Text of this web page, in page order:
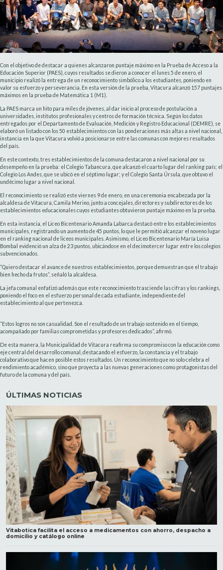
Con el objetivo de destacar a quienes alcanzaron puntaje máximo en la Prueba de Acceso a la
Educación Superior (PAES), cuyos resultados se dieron a conocer el lunes 5 de enero, el
municipio realizó la entrega de un reconocimiento simbólico a los estudiantes, poniendo en
valor su esfuerzo y perseverancia. En esta versión de la prueba, Vitacura alcanzó 157 puntajes
máximos en la prueba de Matemática 1 (M1).
La PAES marca un hito para miles de jóvenes, al dar inicio al proceso de postulación a
universidades, institutos profesionales y centros de formación técnica. Según los datos
entregados por el Departamento de Evaluación, Medición y Registro Educacional (DEMRE), se
elaboró un listado con los 50 establecimientos con las ponderaciones más altas a nivel nacional,
instancia en la que Vitacura volvió a posicionarse entre las comunas con mejores resultados
del país.
En este contexto, tres establecimientos de la comuna destacaron a nivel nacional por su
desempeño en la prueba: el Colegio Tabancura, que alcanzó el cuarto lugar del ranking país; el
Colegio Los Andes, que se ubicó en el séptimo lugar; y el Colegio Santa Úrsula, que obtuvo el
undécimo lugar a nivel nacional.
El reconocimiento se realizó este viernes 9 de enero, en una ceremonia encabezada por la
alcaldesa de Vitacura, Camila Merino, junto a concejales, directores y subdirectores de los
establecimientos educacionales cuyos estudiantes obtuvieron puntaje máximo en la prueba.
En esta instancia, el Liceo Bicentenario Amanda Labarca destacó entre los establecimientos
municipales, registrando un aumento de 45 puntos, lo que le permitió alcanzar el noveno lugar
en el ranking nacional de liceos municipales. Asimismo, el Liceo Bicentenario María Luisa
Bombal evidenció un alza de 23 puntos, ubicándose en el decimotercer lugar entre los colegios
subvencionados.
“Quiero destacar el avance de nuestros establecimientos, porque demuestran que el trabajo
bien hecho da frutos”, señaló la alcaldesa.
La jefa comunal enfatizó además que este reconocimiento trasciende las cifras y los rankings,
poniendo el foco en el esfuerzo personal de cada estudiante, independiente del
establecimiento al que pertenezca.
“Estos logros no son casualidad. Son el resultado de un trabajo sostenido en el tiempo,
acompañado por familias comprometidas y profesores dedicados”, afirmó.
De esta manera, la Municipalidad de Vitacura reafirma su compromiso con la educación como
eje central del desarrollo comunal, destacando el esfuerzo, la constancia y el trabajo
colaborativo que hacen posible estos resultados. Un reconocimiento que no solo celebra el
rendimiento académico, sino que proyecta a las nuevas generaciones como protagonistas del
futuro de la comuna y del país.
ÚLTIMAS NOTICIAS
Vitabotica facilita el acceso a medicamentos con ahorro, despacho a
domicilio y catálogo online